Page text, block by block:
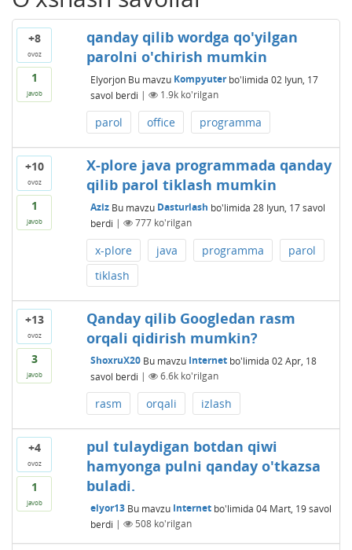
+8
ovoz
1
javob
qanday qilib wordga qo'yilgan
parolni o'chirish mumkin
Elyorjon Bu mavzu Kompyuterbo'limida 02 Iyun, 17
savol berdi | 1.9kko'rilgan
parol office programma
+10
ovoz
1
javob
X-plore java programmada qanday
qilib parol tiklash mumkin
Aziz Bu mavzu Dasturlash bo'limida 28 Iyun, 17 savol
berdi | 777ko'rilgan
x-plore java programma
parol
tiklash
+13
ovoz
3
javob
Qanday qilib Googledan rasm
orqali qidirish mumkin?
ShoxruX20 Bu mavzu Internetbo'limida 02 Apr, 18
savol berdi | 6.6kko'rilgan
rasm orqali izlash
+4
ovoz
1
javob
pul tulaydigan botdan qiwi
hamyonga pulni qanday o'tkazsa
buladi.
elyor13 Bu mavzu Internetbo'limida 04 Mart, 19 savol
berdi | 508ko'rilgan